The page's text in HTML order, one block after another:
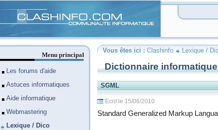
Vous êtes ici : Clashinfo Lexique /
Dictionnaire informatique
SGML
Ecrit le 15/06/2010
Standard Generalized Markup
Menu principal
Les forums d'aide
Astuces informatiques
Aide informatique
Webmastering
Lexique / Dico